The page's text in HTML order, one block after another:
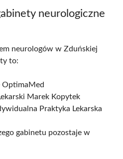
neurologiczne
neurologów w Zduńskiej
to:
OptimaMed
Marek Kopytek
Praktyka Lekarska
gabinetu pozostaje w